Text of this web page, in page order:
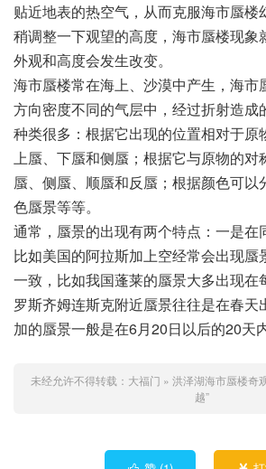
贴近地表的热空气，从而克服海市蜃楼
稍调整一下观望的高度，海市蜃楼现象
外观和高度会发生改变。
海市蜃楼常在海上、沙漠中产生，海市
方向密度不同的气层中，经过折射造成
种类很多：根据它出现的位置相对于原
上蜃、下蜃和侧蜃；根据它与原物的对
蜃、侧蜃、顺蜃和反蜃；根据颜色可以
色蜃景等等。
通常，蜃景的出现有两个特点：一是在
比如美国的阿拉斯加上空经常会出现蜃
一致，比如我国蓬莱的蜃景大多出现在
罗斯齐姆连斯克附近蜃景往往是在春天
加的蜃景一般是在6月20日以后的20天
未经允许不得转载： 大福门 » 洪泽湖海市蜃楼奇
越”